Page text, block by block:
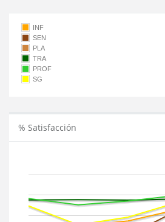
INF
SEN
PLA
TRA
PROF
SG
% Satisfacción